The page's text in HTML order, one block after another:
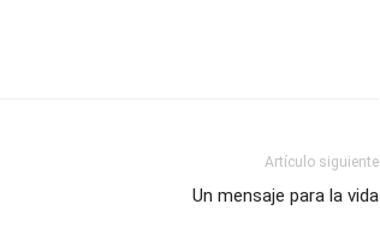
Artículo siguiente
Un mensaje para la vida